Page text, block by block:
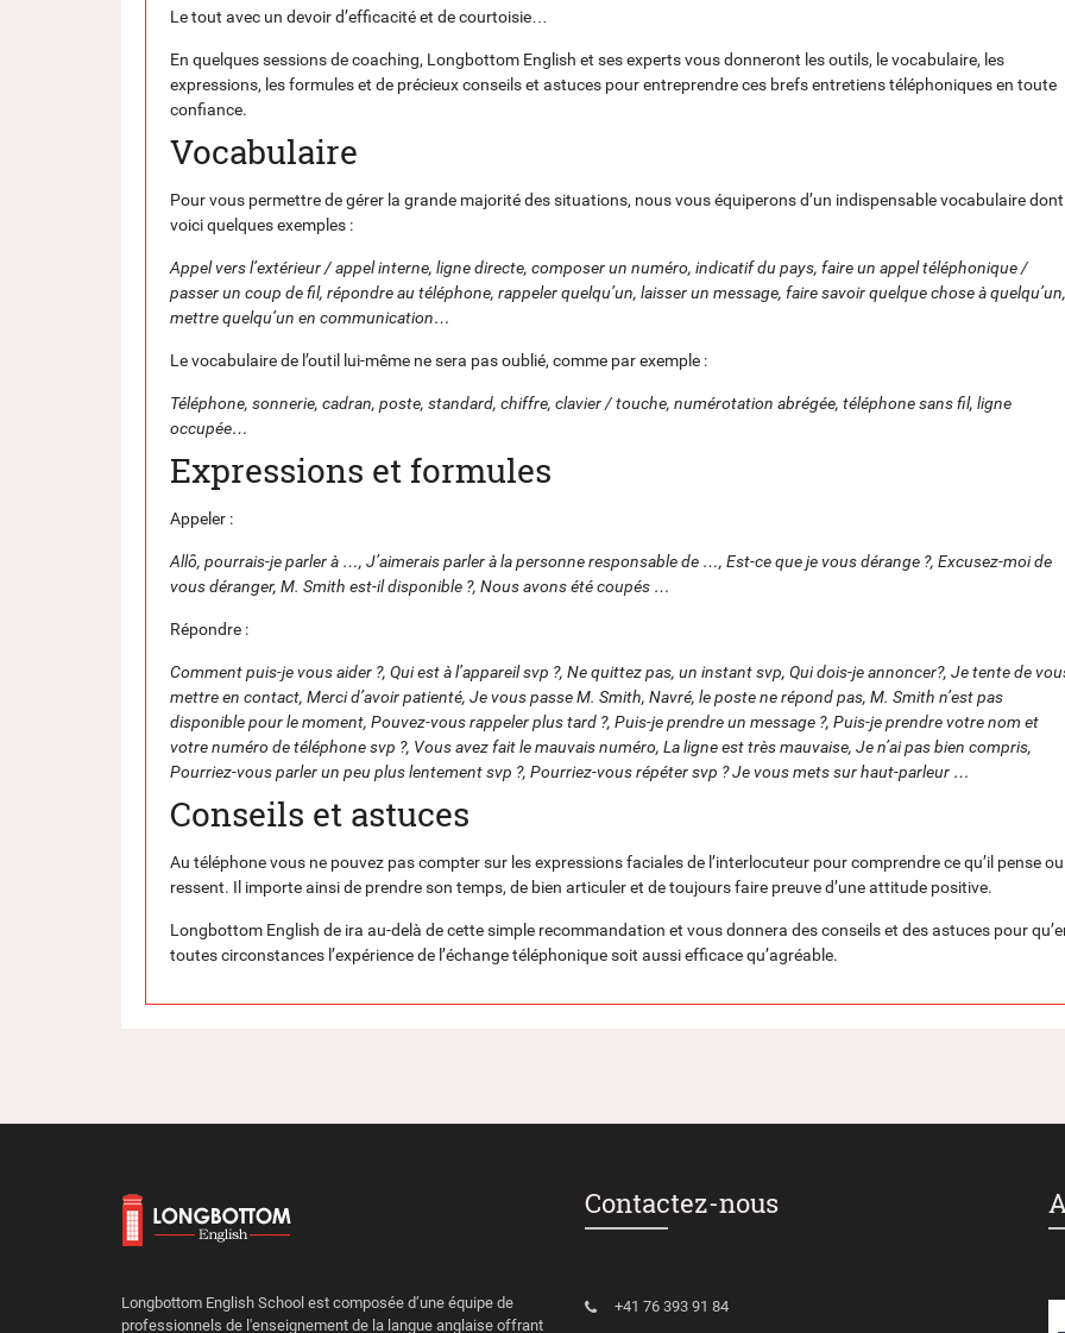
Le tout avec un devoir d’efficacité et de courtoisie…
En quelques sessions de coaching, Longbottom English et ses experts vous donneront les outils, le vocabulaire, les
expressions, les formules et de précieux conseils et astuces pour entreprendre ces brefs entretiens téléphoniques en toute
confiance.
Vocabulaire
Pour vous permettre de gérer la grande majorité des situations, nous vous équiperons d’un indispensable vocabulaire dont
voici quelques exemples :
Appel vers l’extérieur / appel interne, ligne directe, composer un numéro, indicatif du pays, faire un appel téléphonique /
passer un coup de fil, répondre au téléphone, rappeler quelqu’un, laisser un message, faire savoir quelque chose à quelqu’un,
mettre quelqu’un en communication…
Le vocabulaire de l’outil lui-même ne sera pas oublié, comme par exemple :
Téléphone, sonnerie, cadran, poste, standard, chiffre, clavier / touche, numérotation abrégée, téléphone sans fil, ligne
occupée…
Expressions et formules
Appeler :
Allô, pourrais-je parler à …, J’aimerais parler à la personne responsable de …, Est-ce que je vous dérange ?, Excusez-moi de
vous déranger, M. Smith est-il disponible ?, Nous avons été coupés …
Répondre :
Comment puis-je vous aider ?, Qui est à l’appareil svp ?, Ne quittez pas, un instant svp, Qui dois-je annoncer?, Je tente de
mettre en contact, Merci d’avoir patienté, Je vous passe M. Smith, Navré, le poste ne répond pas, M. Smith n’est pas
disponible pour le moment, Pouvez-vous rappeler plus tard ?, Puis-je prendre un message ?, Puis-je prendre votre nom et
votre numéro de téléphone svp ?, Vous avez fait le mauvais numéro, La ligne est très mauvaise, Je n’ai pas bien compris,
Pourriez-vous parler un peu plus lentement svp ?, Pourriez-vous répéter svp ? Je vous mets sur haut-parleur …
Conseils et astuces
Au téléphone vous ne pouvez pas compter sur les expressions faciales de l’interlocuteur pour comprendre ce qu’il pense ou
ressent. Il importe ainsi de prendre son temps, de bien articuler et de toujours faire preuve d’une attitude positive.
Longbottom English de ira au-delà de cette simple recommandation et vous donnera des conseils et des astuces pour
toutes circonstances l’expérience de l’échange téléphonique soit aussi efficace qu’agréable.
Longbottom English School est composée d’une équipe de
professionnels de l'enseignement de la langue anglaise offrant
Contactez-nous
+41 76 393 91 84